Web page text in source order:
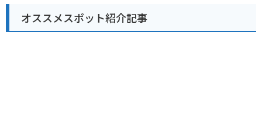
場所です。
オススメスポット紹介記事